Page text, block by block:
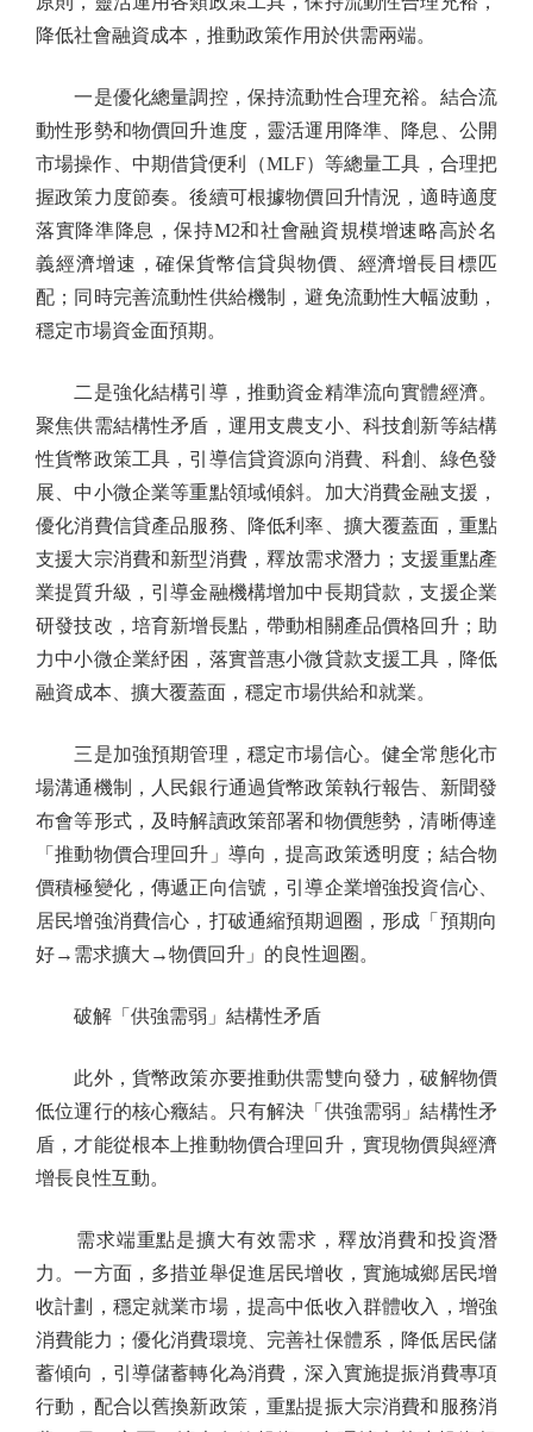
降低社會融資成本，推動政策作用於供需兩端。
一是優化總量調控，保持流動性合理充裕。結合流
動性形勢和物價回升進度，靈活運用降準、降息、公開
市場操作、中期借貸便利（MLF）等總量工具，合理把
握政策力度節奏。後續可根據物價回升情況，適時適度
落實降準降息，保持M2和社會融資規模增速略高於名
義經濟增速，確保貨幣信貸與物價、經濟增長目標匹
配；同時完善流動性供給機制，避免流動性大幅波動，
穩定市場資金面預期。
二是強化結構引導，推動資金精準流向實體經濟。
聚焦供需結構性矛盾，運用支農支小、科技創新等結構
性貨幣政策工具，引導信貸資源向消費、科創、綠色發
展、中小微企業等重點領域傾斜。加大消費金融支援，
優化消費信貸產品服務、降低利率、擴大覆蓋面，重點
支援大宗消費和新型消費，釋放需求潛力；支援重點產
業提質升級，引導金融機構增加中長期貸款，支援企業
研發技改，培育新增長點，帶動相關產品價格回升；助
力中小微企業紓困，落實普惠小微貸款支援工具，降低
融資成本、擴大覆蓋面，穩定市場供給和就業。
三是加強預期管理，穩定市場信心。健全常態化市
場溝通機制，人民銀行通過貨幣政策執行報告、新聞發
布會等形式，及時解讀政策部署和物價態勢，清晰傳達
「推動物價合理回升」導向，提高政策透明度；結合物
價積極變化，傳遞正向信號，引導企業增強投資信心、
居民增強消費信心，打破通縮預期迴圈，形成「預期向
好→需求擴大→物價回升」的良性迴圈。
破解「供強需弱」結構性矛盾
此外，貨幣政策亦要推動供需雙向發力，破解物價
低位運行的核心癥結。只有解決「供強需弱」結構性矛
盾，才能從根本上推動物價合理回升，實現物價與經濟
增長良性互動。
需求端重點是擴大有效需求，釋放消費和投資潛
力。一方面，多措並舉促進居民增收，實施城鄉居民增
收計劃，穩定就業市場，提高中低收入群體收入，增強
消費能力；優化消費環境、完善社保體系，降低居民儲
蓄傾向，引導儲蓄轉化為消費，深入實施提振消費專項
行動，配合以舊換新政策，重點提振大宗消費和服務消